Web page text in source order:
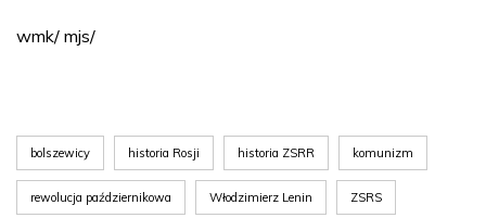
wmk/ mjs/
bolszewicy historia Rosji historia ZSRR komunizm
rewolucja październikowa Włodzimierz Lenin ZSRS